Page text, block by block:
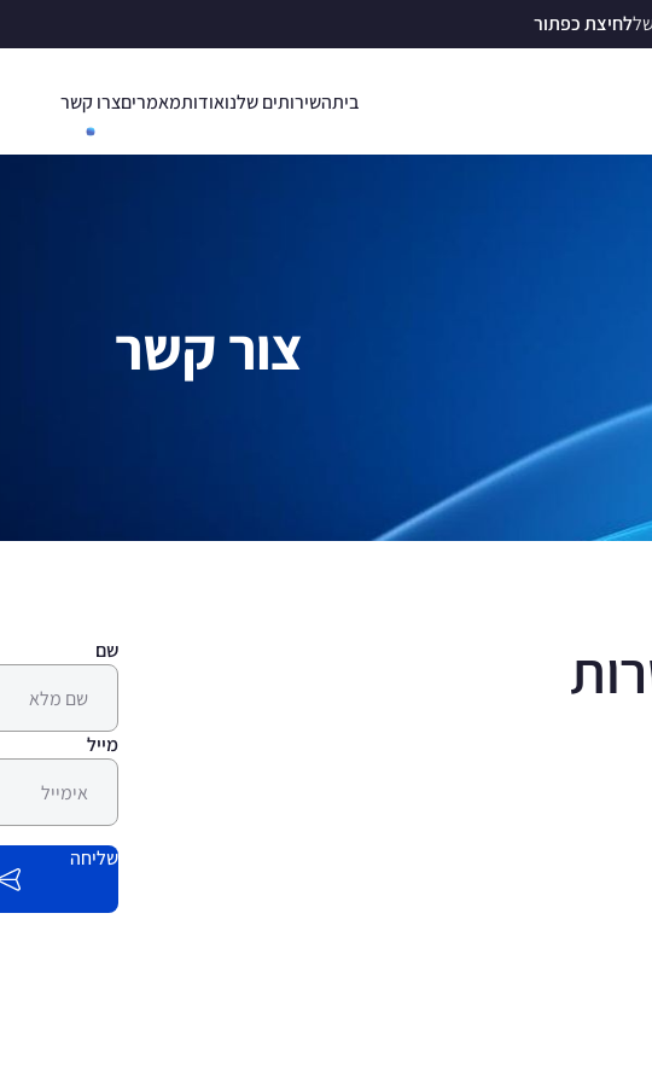
לחיצת כפתור
ביתהשירותים שלנואודותמאמריםצרו קשר
צור קשר
שם
מייל